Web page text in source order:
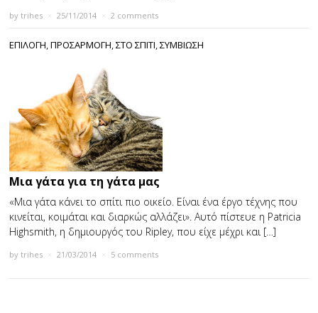
bytrihes 25/11/2014 2 comments
ΕΠΙΛΟΓΗ,ΠΡΟΣΑΡΜΟΓΗ,ΣΤΟ ΣΠΙΤΙ,ΣΥΜΒΙΩΣΗ
Mια γάτα για τη γάτα μας
«Μια γάτα κάνει το σπίτι πιο οικείο. Είναι ένα έργο τέχνης που
κινείται, κοιμάται και διαρκώς αλλάζει». Αυτό πίστευε η Patricia
Highsmith, η δημιουργός του Ripley, που είχε μέχρι και […]
bytrihes 21/03/2014 5 comments